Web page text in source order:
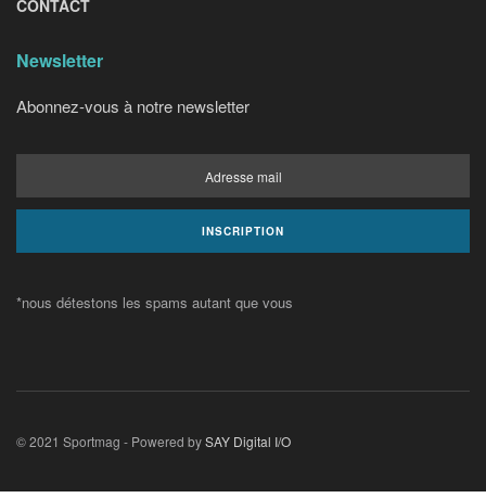
CONTACT
Newsletter
Abonnez-vous à notre newsletter
*nous détestons les spams autant que vous
© 2021 Sportmag - Powered bySAY Digital I/O